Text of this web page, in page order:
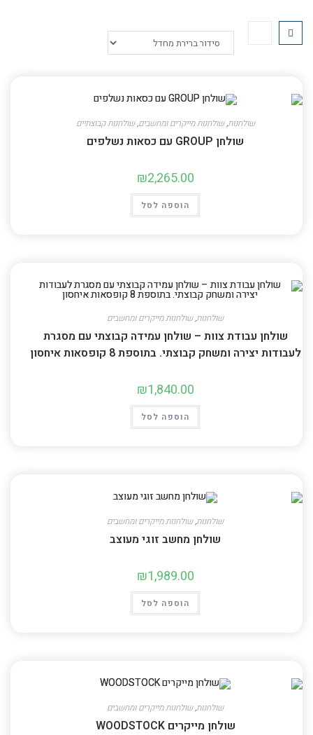
שולחנות,שולחנות מייקרים ומחשבים,שולחנות קבוצתיים
שולחן GROUP עם כסאות נשלפים
₪2,265.00
הוספה לסל
שולחנות,שולחנות מייקרים ומחשבים
שולחן עבודת צוות – שולחן עמידה קבוצתי עם מסגרת
לעבודות יצירה ומשחק קבוצתי. בתוספת 8 קופסאות איחסון
₪1,840.00
הוספה לסל
שולחנות,שולחנות מייקרים ומחשבים
שולחן מחשב זוגי מעוצב
₪1,989.00
הוספה לסל
שולחנות,שולחנות מייקרים ומחשבים
שולחן מייקרים WOODSTOCK